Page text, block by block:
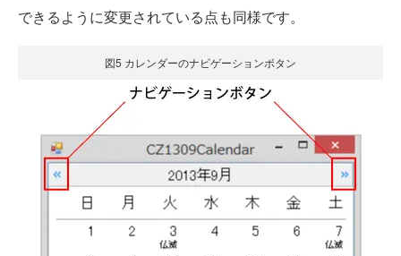
できるように変更されている点も同様です。
図5 カレンダーのナビゲーションボタン